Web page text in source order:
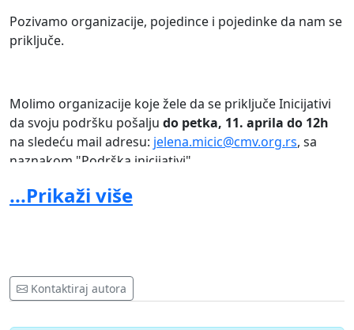
Pozivamo organizacije, pojedince i pojedinke da nam se
priključe.
Molimo organizacije koje žele da se priključe Inicijativi
da svoju podršku pošalju do petka, 11. aprila do 12h
na sledeću mail adresu: jelena.micic@cmv.org.rs, sa
naznakom "Podrška inicijativi".
volonterima/volonterkama, jer je cilj peticije da se
prikupi što više glasova pojedinaca i pojedinki, građana
...Prikaži više
Kontaktiraj autora